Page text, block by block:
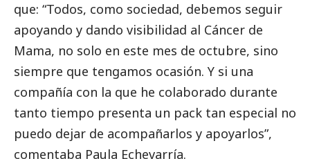
que: “Todos, como sociedad, debemos seguir
apoyando y dando visibilidad al Cáncer de
Mama, no solo en este mes de octubre, sino
siempre que tengamos ocasión. Y si una
compañía con la que he colaborado durante
tanto tiempo presenta un pack tan especial no
puedo dejar de acompañarlos y apoyarlos”,
comentaba Paula Echevarría.